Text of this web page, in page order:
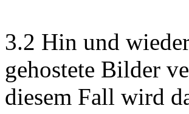
3.2 Hin und
gehostete Bilder
diesem Fall wird